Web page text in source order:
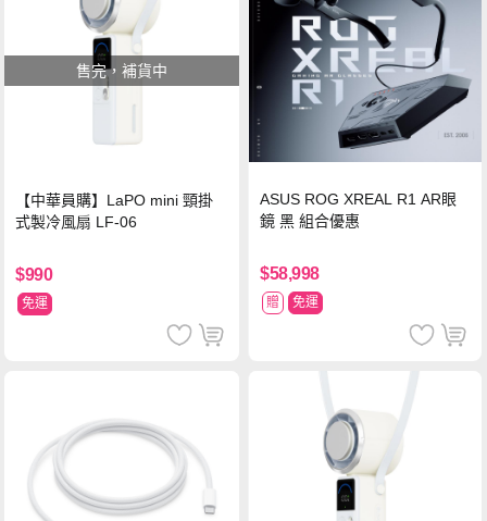
售完，補貨中
【中華員購】LaPO mini 頸掛
式製冷風扇 LF-06
$990
免運
ASUS ROG XREAL R1 AR眼
鏡 黑 組合優惠
$58,998
贈 免運